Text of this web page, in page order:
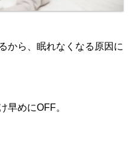
から、眠れなくなる原因に
早めにOFF。